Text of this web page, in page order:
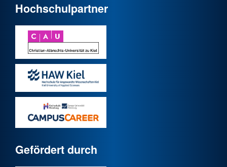
Hochschulpartner
Gefördert durch